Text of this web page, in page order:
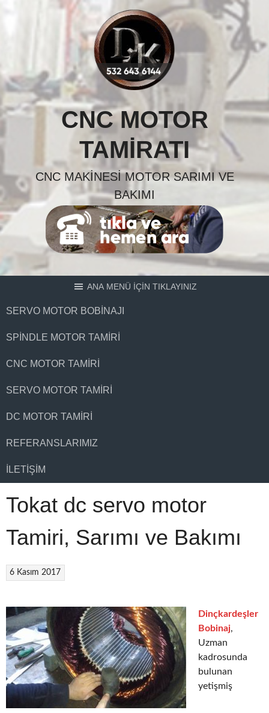
CNC MOTOR
TAMIRATI
CNC MAKINESI MOTOR SARIMI VE
BAKIMI
ANA MENÜ İÇİN TIKLAYINIZ
SERVO MOTOR BOBINAJI
SPINDLE MOTOR TAMIRI
CNC MOTOR TAMIRI
SERVO MOTOR TAMIRI
DC MOTOR TAMIRI
REFERANSLARIMIZ
İLETIŞIM
Tokat dc servo motor
Tamiri, Sarımı ve Bakımı
6 Kasım 2017
Dinçkardeşler
Bobinaj,
Uzman
kadrosunda
bulunan
yetişmiş